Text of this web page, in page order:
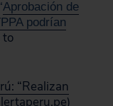
“Aprobación de
podrían
to
“Realizan